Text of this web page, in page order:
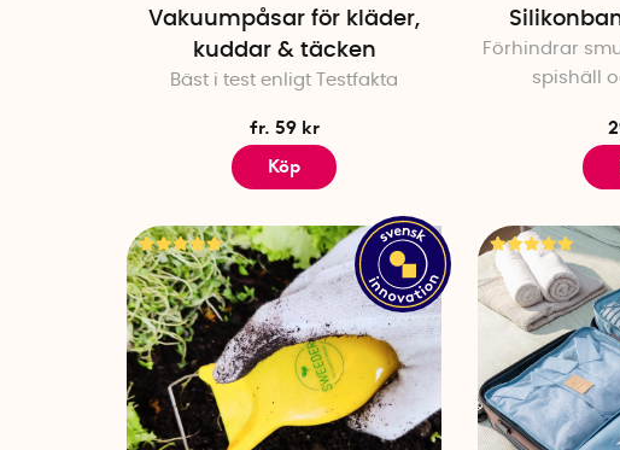
hos
Vakuumpåsar för kläder,
kuddar & täcken
Bäst i test enligt Testfakta
fr. 59 kr
Köp
Förhindrar
spishäll